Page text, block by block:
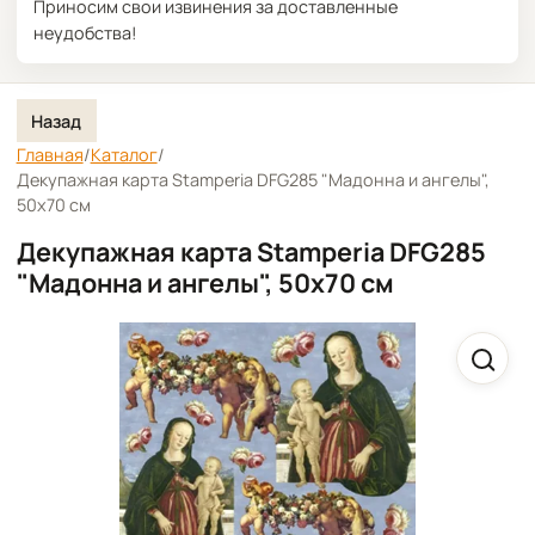
Приносим свои извинения за доставленные
неудобства!
Назад
Главная/Каталог/
Декупажная карта Stamperia DFG285 "Мадонна и ангелы",
50х70 см
Декупажная карта Stamperia DFG285
"Мадонна и ангелы", 50х70 см